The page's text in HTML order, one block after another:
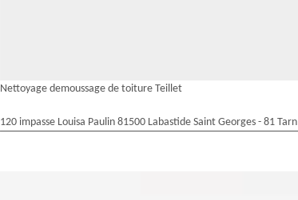
Nettoyage demoussage de toiture Teillet
120 impasse Louisa Paulin 81500 Labastide Saint Georges - 81 Tarn